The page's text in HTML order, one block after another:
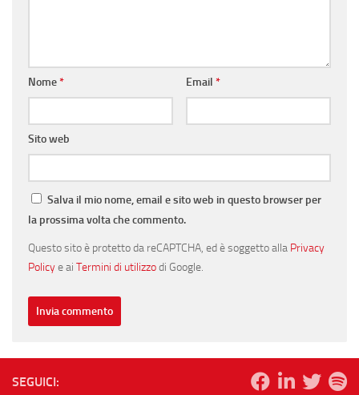
Nome* Email *
Sito web
Salva il mio nome, email e sito web in questo browser per
la prossima volta che commento.
Questo sito è protetto da reCAPTCHA, ed è soggetto alla Privacy
Policye ai Termini di utilizzodi Google.
SEGUICI: